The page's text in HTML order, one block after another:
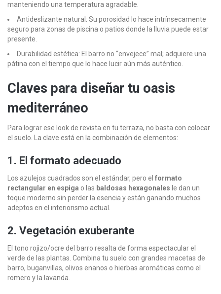
manteniendo una temperatura agradable.
Antideslizante natural: Su porosidad lo hace intrínsecamente
seguro para zonas de piscina o patios donde la lluvia puede estar
presente.
Durabilidad estética: El barro no “envejece” mal; adquiere una
pátina con el tiempo que lo hace lucir aún más auténtico.
Claves para diseñar tu oasis
mediterráneo
Para lograr ese look de revista en tu terraza, no basta con colocar
el suelo. La clave está en la combinación de elementos:
1. El formato adecuado
Los azulejos cuadrados son el estándar, pero el formato
rectangular en espiga o las baldosas hexagonales le dan un
toque moderno sin perder la esencia y están ganando muchos
adeptos en el interiorismo actual.
2. Vegetación exuberante
El tono rojizo/ocre del barro resalta de forma espectacular el
verde de las plantas. Combina tu suelo con grandes macetas de
barro, buganvillas, olivos enanos o hierbas aromáticas como el
romero y la lavanda.